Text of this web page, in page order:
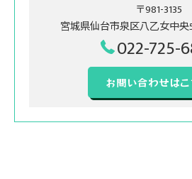
〒981-3135
宮城県仙台市泉区八乙女中央
022-725-
お問い合わせは